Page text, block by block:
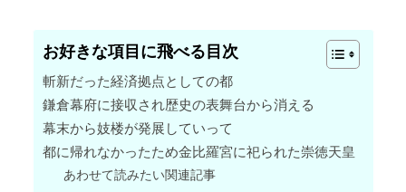
お好きな項目に飛べる目次
斬新だった経済拠点としての都
鎌倉幕府に接収され歴史の表舞台から消える
幕末から妓楼が発展していって
都に帰れなかったため金比羅宮に祀られた崇徳天皇
あわせて読みたい関連記事